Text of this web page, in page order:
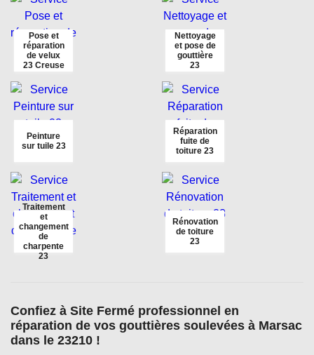
Pose et
réparation
de velux
23 Creuse
Nettoyage
et pose de
gouttière
23
Peinture
sur tuile 23
Réparation
fuite de
toiture 23
Traitement
et
changement
de
charpente
23
Rénovation
de toiture
23
Confiez à Site Fermé professionnel en
réparation de vos gouttières soulevées à Marsac
dans le 23210 !